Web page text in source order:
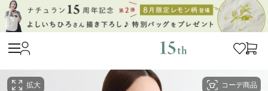
コーデ商品
拡大